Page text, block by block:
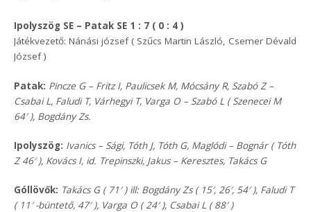
Ipolyszög SE – Patak SE 1 : 7 ( 0 : 4 )
Játékvezető: Nánási józsef ( Szűcs Martin László, Csemer Dévald
József )
Patak: Pincze G – Fritz I, Paulicsek M, Mócsány R, Szabó Z –
Csabai L, Faludi T, Várhegyi T, Varga O – Szabó L ( Szenecei M
64′ ), Bogdány Zs.
Ipolyszög: Ivanics – Sági, Tóth J, Tóth G, Maglódi – Bognár ( Tóth
Z 46′ ), Kovács I, id. Trepinszki, Jakus – Keresztes, Takács G
Góllövők: Takács G ( 71′ ) ill: Bogdány Zs ( 15′, 26′, 54′ ), Faludi T
( 11′ -büntető, 47′ ), Varga O ( 24′ ), Csabai L ( 88′ )